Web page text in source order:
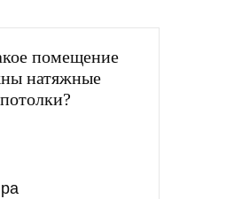
помещение
натяжные
потолки?